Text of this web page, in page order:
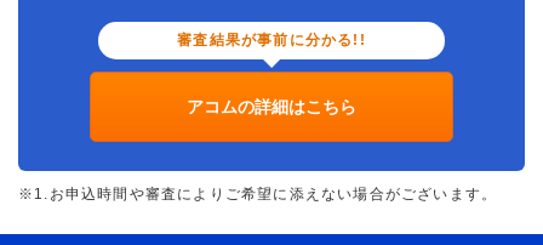
審査結果が事前に分かる!!
アコムの詳細はこちら
※1.お申込時間や審査によりご希望に添えない場合がございます。